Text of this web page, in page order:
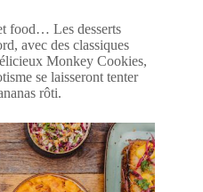
food… Les desserts
avec des classiques
Monkey Cookies,
se laisseront tenter
rôti.